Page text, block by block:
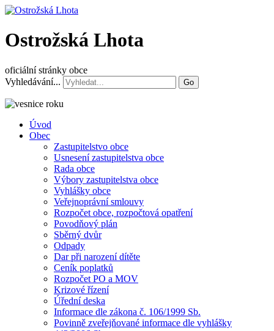
Ostrožská Lhota
oficiální stránky obce
Vyhledávání...
Go
Úvod
Obec
Zastupitelstvo obce
Usnesení zastupitelstva obce
Rada obce
Výbory zastupitelstva obce
Vyhlášky obce
Veřejnoprávní smlouvy
Rozpočet obce, rozpočtová opatření
Povodňový plán
Sběrný dvůr
Odpady
Dar při narození dítěte
Ceník poplatků
Rozpočet PO a MOV
Krizové řízení
Úřední deska
Informace dle zákona č. 106/1999 Sb.
Povinně zveřejňované informace dle vyhlášky